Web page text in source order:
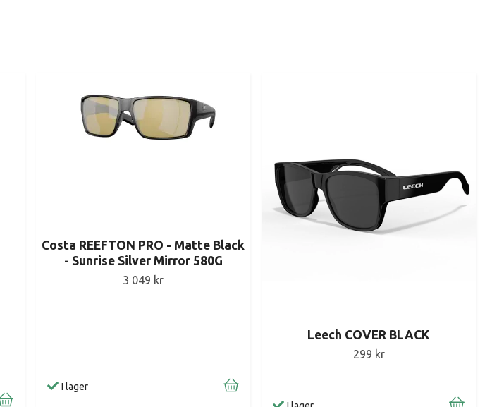
Costa REEFTON PRO - Matte Black
- Sunrise Silver Mirror 580G
3 049 kr
I lager
Leech COVER BLACK
299 kr